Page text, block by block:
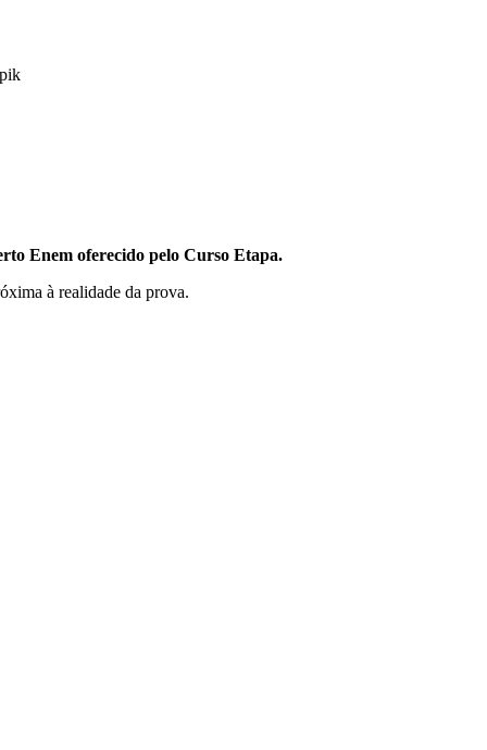
Enem oferecido pelo Curso Etapa.
à realidade da prova.